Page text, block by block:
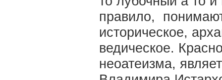
правило,
историческое,
ведическое.
неоатеизма,